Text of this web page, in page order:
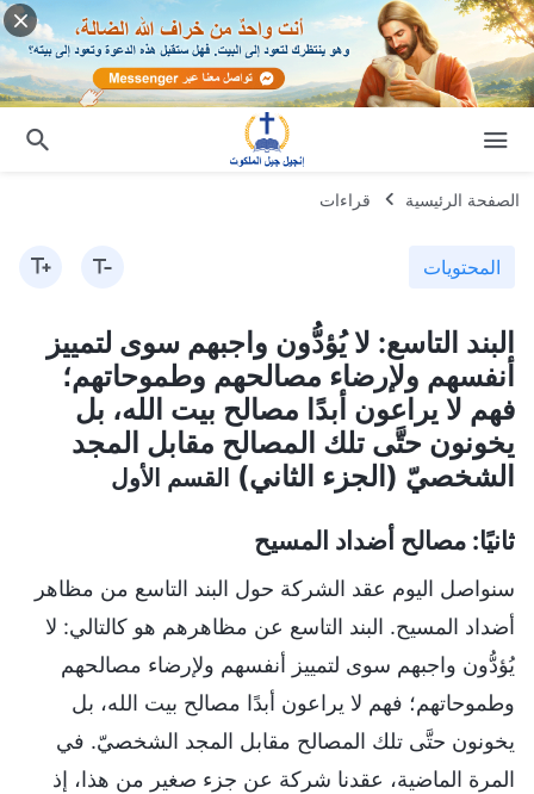
الصفحة الرئيسية قراءات
المحتويات
البند التاسع: لا يُؤدُّون واجبهم سوى لتمييز
أنفسهم ولإرضاء مصالحهم وطموحاتهم؛
فهم لا يراعون أبدًا مصالح بيت الله، بل
يخونون حتَّى تلك المصالح مقابل المجد
الشخصيّ (الجزء الثاني) القسم الأول
ثانيًا: مصالح أضداد المسيح
سنواصل اليوم عقد الشركة حول البند التاسع من مظاهر
أضداد المسيح. البند التاسع عن مظاهرهم هو كالتالي: لا
يُؤدُّون واجبهم سوى لتمييز أنفسهم ولإرضاء مصالحهم
وطموحاتهم؛ فهم لا يراعون أبدًا مصالح بيت الله، بل
يخونون حتَّى تلك المصالح مقابل المجد الشخصيّ. في
المرة الماضية، عقدنا شركة عن جزء صغير من هذا، إذ